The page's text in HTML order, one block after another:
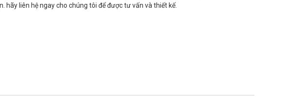
hãy liên hệ ngay cho chúng tôi để được tư vấn và thiết kế.